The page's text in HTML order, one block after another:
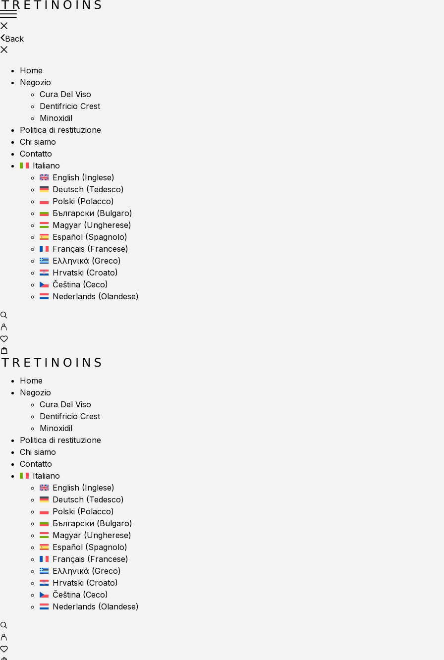
Back
Home
Negozio
Cura Del Viso
Dentifricio Crest
Minoxidil
Politica di restituzione
Chi siamo
Contatto
Italiano
English (Inglese)
Deutsch (Tedesco)
Polski (Polacco)
Български (Bulgaro)
Magyar (Ungherese)
Español (Spagnolo)
Français (Francese)
Ελληνικά (Greco)
Hrvatski (Croato)
Čeština (Ceco)
Nederlands (Olandese)
Home
Negozio
Cura Del Viso
Dentifricio Crest
Minoxidil
Politica di restituzione
Chi siamo
Contatto
Italiano
English (Inglese)
Deutsch (Tedesco)
Polski (Polacco)
Български (Bulgaro)
Magyar (Ungherese)
Español (Spagnolo)
Français (Francese)
Ελληνικά (Greco)
Hrvatski (Croato)
Čeština (Ceco)
Nederlands (Olandese)